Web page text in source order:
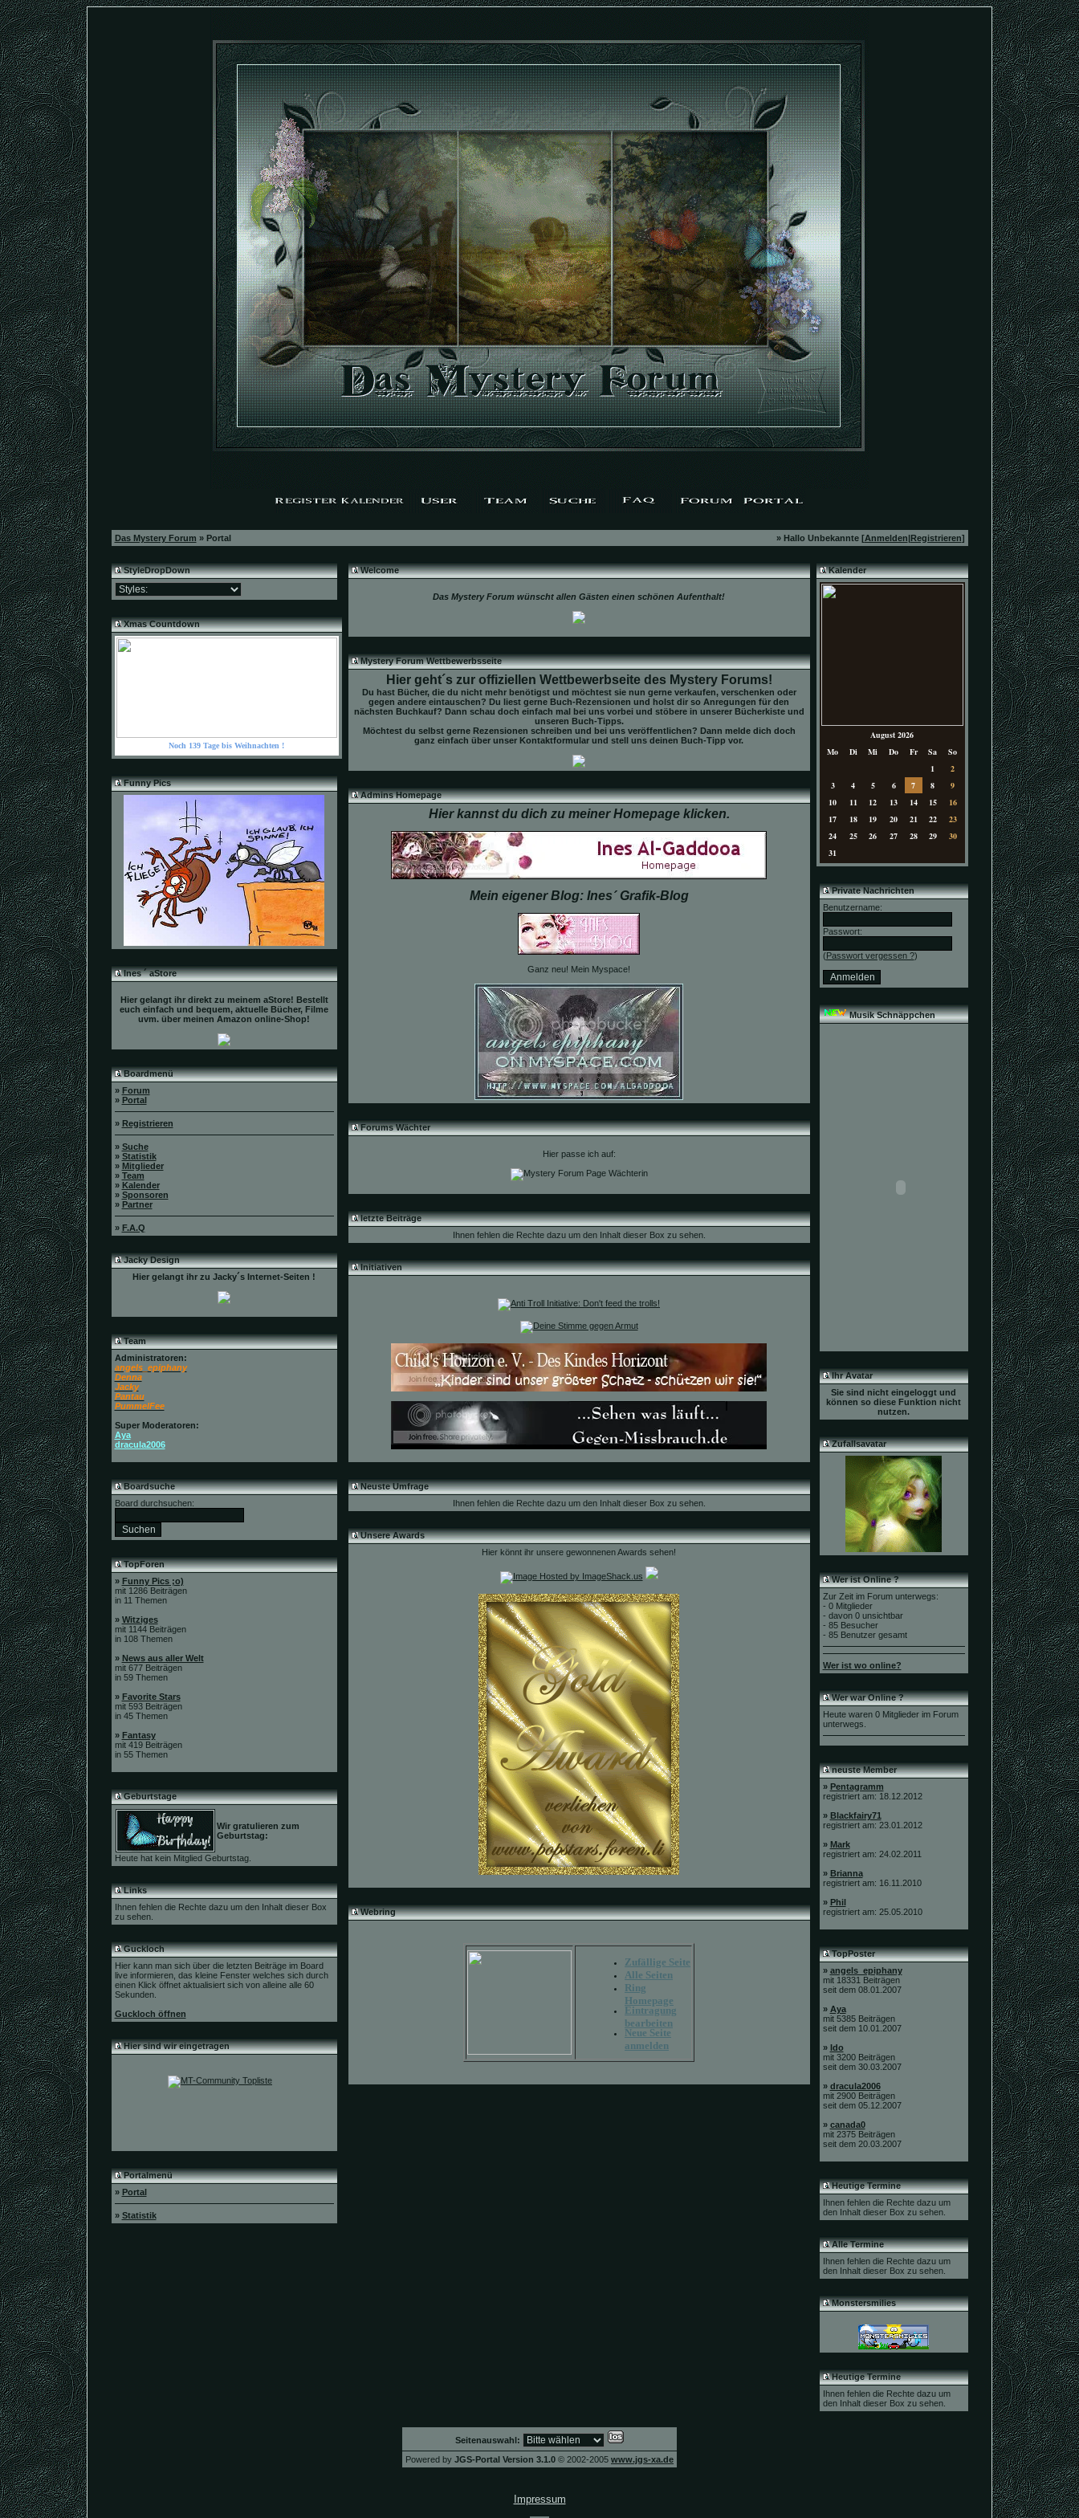
Das Mystery Forum » Portal » Hallo Unbekannte [Anmelden|Registrieren]
StyleDropDown
Xmas Countdown
Noch 139 Tage bis Weihnachten !
Funny Pics
Ines ´ aStore
Hier gelangt ihr direkt zu meinem aStore! Bestellt
euch einfach und bequem, aktuelle Bücher, Filme
uvm. über meinen Amazon online-Shop!
Boardmenü
» Forum
» Portal
» Registrieren
» Suche
» Statistik
» Mitglieder
» Team
» Kalender
» Sponsoren
» Partner
» F.A.Q
Jacky Design
Hier gelangt ihr zu Jacky´s Internet-Seiten !
Team
Administratoren:
angels_epiphany
Denna
Jacky
Pantau
PummelFee
Super Moderatoren:
Aya
dracula2006
Boardsuche
Board durchsuchen:
TopForen
» Funny Pics ;o)
mit 1286 Beiträgen
in 11 Themen
» Witziges
mit 1144 Beiträgen
in 108 Themen
» News aus aller Welt
mit 677 Beiträgen
in 59 Themen
» Favorite Stars
mit 593 Beiträgen
in 45 Themen
» Fantasy
mit 419 Beiträgen
in 55 Themen
Geburtstage
Wir gratulieren zum
Geburtstag:
Heute hat kein Mitglied Geburtstag.
Links
Ihnen fehlen die Rechte dazu um den Inhalt dieser Box
zu sehen.
Guckloch
Hier kann man sich über die letzten Beiträge im Board
live informieren, das kleine Fenster welches sich durch
einen Klick öffnet aktualisiert sich von alleine alle 60
Sekunden.
Guckloch öffnen
Hier sind wir eingetragen
Portalmenü
» Portal
» Statistik
Welcome
Das Mystery Forum wünscht allen Gästen einen schönen Aufenthalt!
Mystery Forum Wettbewerbsseite
Hier geht´s zur offiziellen Wettbewerbseite des Mystery Forums!
Du hast Bücher, die du nicht mehr benötigst und möchtest sie nun gerne verkaufen, verschenken oder
gegen andere eintauschen? Du liest gerne Buch-Rezensionen und holst dir so Anregungen für den
nächsten Buchkauf? Dann schau doch einfach mal bei uns vorbei und stöbere in unserer Bücherkiste und
unseren Buch-Tipps.
Möchtest du selbst gerne Rezensionen schreiben und bei uns veröffentlichen? Dann melde dich doch
ganz einfach über unser Kontaktformular und stell uns deinen Buch-Tipp vor.
Admins Homepage
Hier kannst du dich zu meiner Homepage klicken.
Mein eigener Blog: Ines´ Grafik-Blog
Ganz neu! Mein Myspace!
Forums Wächter
Hier passe ich auf:
letzte Beiträge
Ihnen fehlen die Rechte dazu um den Inhalt dieser Box zu sehen.
Initiativen
Neuste Umfrage
Ihnen fehlen die Rechte dazu um den Inhalt dieser Box zu sehen.
Unsere Awards
Hier könnt ihr unsere gewonnenen Awards sehen!
Webring
Zufällige Seite
Alle Seiten
Ring
Homepage
Eintragung
bearbeiten
Neue Seite
anmelden
Kalender
August 2026
Mo
Di Mi Do Fr Sa
So
1
2
3
4 5 6 7 8
9
10
11 12 13 14 15
16
17
18 19 20 21 22
23
24
25 26 27 28 29
30
31
Private Nachrichten
Benutzername:
Passwort:
(Passwort vergessen ?)
Musik Schnäppchen
Ihr Avatar
Sie sind nicht eingeloggt und
können so diese Funktion nicht
nutzen.
Zufallsavatar
Wer ist Online ?
Zur Zeit im Forum unterwegs:
- 0 Mitglieder
- davon 0 unsichtbar
- 85 Besucher
- 85 Benutzer gesamt
Wer ist wo online?
Wer war Online ?
Heute waren 0 Mitglieder im Forum
unterwegs.
neuste Member
» Pentagramm
registriert am: 18.12.2012
» Blackfairy71
registriert am: 23.01.2012
» Mark
registriert am: 24.02.2011
» Brianna
registriert am: 16.11.2010
» Phil
registriert am: 25.05.2010
TopPoster
» angels_epiphany
mit 18331 Beiträgen
seit dem 08.01.2007
» Aya
mit 5385 Beiträgen
seit dem 10.01.2007
» Ido
mit 3200 Beiträgen
seit dem 30.03.2007
» dracula2006
mit 2900 Beiträgen
seit dem 05.12.2007
» canada0
mit 2375 Beiträgen
seit dem 20.03.2007
Heutige Termine
Ihnen fehlen die Rechte dazu um
den Inhalt dieser Box zu sehen.
Alle Termine
Ihnen fehlen die Rechte dazu um
den Inhalt dieser Box zu sehen.
Monstersmilies
Heutige Termine
Ihnen fehlen die Rechte dazu um
den Inhalt dieser Box zu sehen.
Seitenauswahl:
Powered by JGS-Portal Version 3.1.0 © 2002-2005 www.jgs-xa.de
Impressum